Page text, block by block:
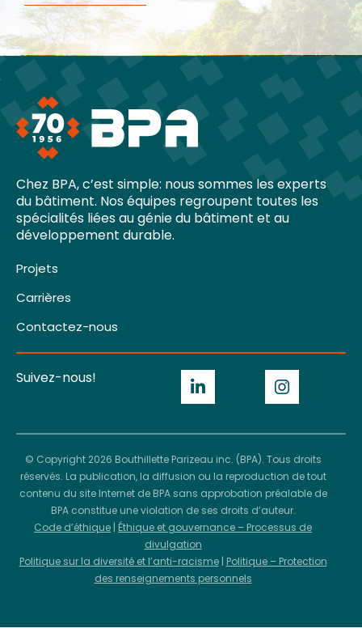
Chez BPA, c’est simple: nous sommes les experts
du bâtiment. Nos équipes regroupent toutes les
spécialités liées au génie du bâtiment et au
développement durable.
Projets
Carrières
Contactez-nous
Suivez-nous!
© Copyright 2026 Bouthillette Parizeau inc. (BPA). Tous droits
réservés. La publication, la diffusion ou la reproduction de tout
contenu du site Internet de BPA sans approbation préalable de
BPA constitue une violation de ses droits d’auteur.
Code d’éthique | Éthique et gouvernance – Processus de
divulgation
Politique sur la diversité et l’anti-racisme| Politique – Protection
des renseignements personnels